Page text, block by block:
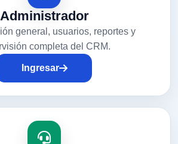
Administrador
general, usuarios, reportes y
completa del CRM.
Ingresar